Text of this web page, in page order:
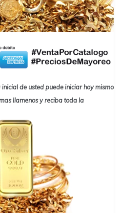
de usted puede iniciar hoy mismo
llamenos y reciba toda la